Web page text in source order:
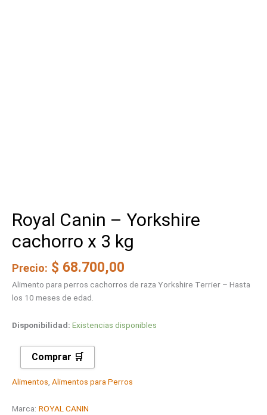
Royal Canin – Yorkshire
cachorro x 3 kg
Precio: $ 68.700,00
Alimento para perros cachorros de raza Yorkshire Terrier – Hasta
los 10 meses de edad.
Disponibilidad: Existencias disponibles
Comprar 🛒
Alimentos Alimentos para Perros
Marca: ROYAL CANIN